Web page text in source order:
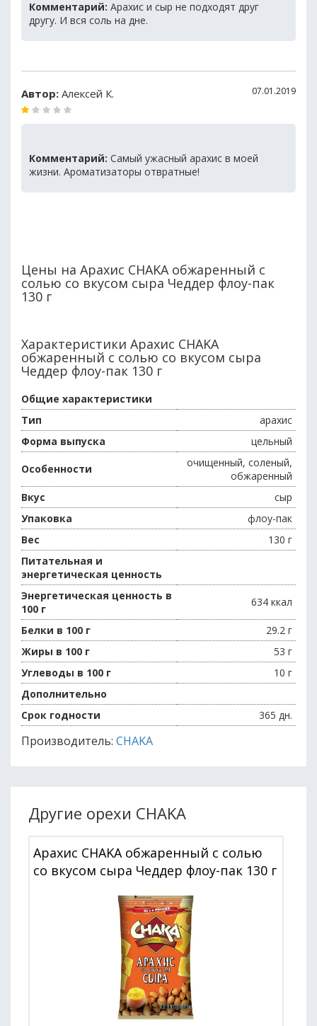
Комментарий: Арахис и сыр не подходят друг
другу. И вся соль на дне.
Автор: Алексей К. 07.01.2019
Комментарий: Самый ужасный арахис в моей
жизни. Ароматизаторы отвратные!
Цены на Арахис CHAKA обжаренный с
солью со вкусом сыра Чеддер флоу-пак
130 г
Характеристики Арахис CHAKA
обжаренный с солью со вкусом сыра
Чеддер флоу-пак 130 г
Общие характеристики
Тип
арахис
Форма выпуска
цельный
Особенности
очищенный, соленый,
обжаренный
Вкус
сыр
Упаковка
флоу-пак
Вес
130 г
Питательная и
энергетическая ценность
Энергетическая ценность в
100 г
634 ккал
Белки в 100 г
29.2 г
Жиры в 100 г
53 г
Углеводы в 100 г
10 г
Дополнительно
Срок годности
365 дн.
Производитель: CHAKA
Другие орехи CHAKA
Арахис CHAKA обжаренный с солью
со вкусом сыра Чеддер флоу-пак 130 г